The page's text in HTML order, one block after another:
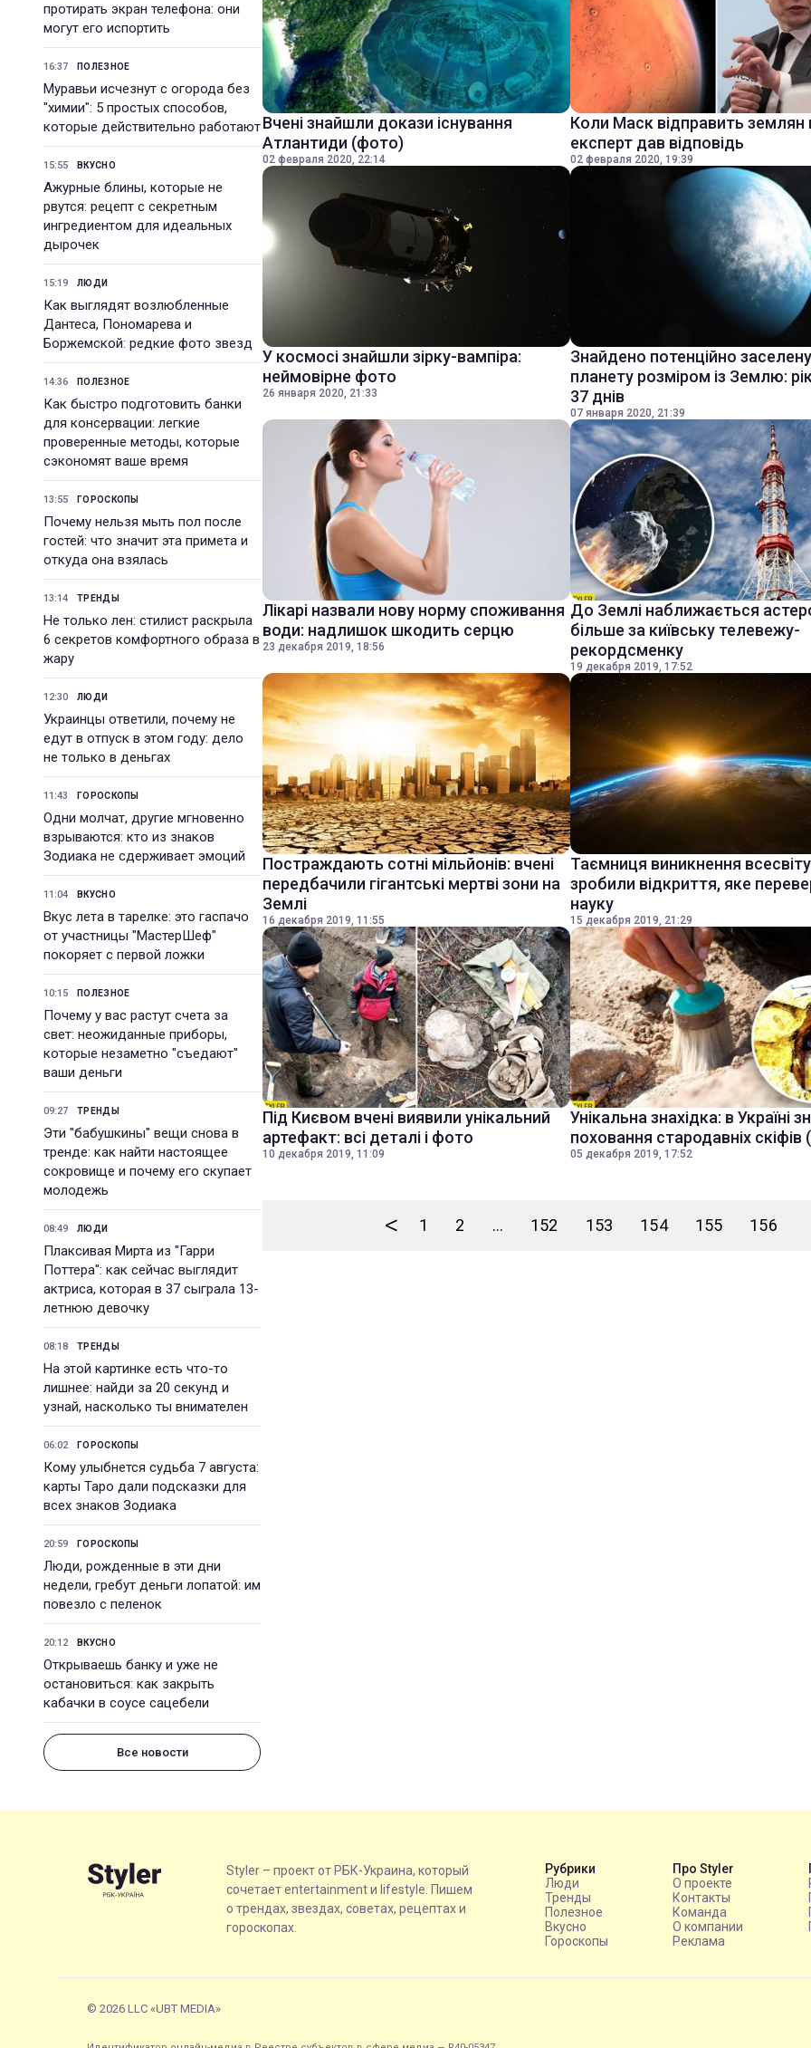
протирать экран телефона: они
могут его испортить
16:37 ПОЛЕЗНОЕ
Муравьи исчезнут с огорода без
"химии": 5 простых способов,
которые действительно работают
15:55 ВКУСНО
Ажурные блины, которые не
рвутся: рецепт с секретным
ингредиентом для идеальных
дырочек
15:19 ЛЮДИ
Как выглядят возлюбленные
Дантеса, Пономарева и
Боржемской: редкие фото звезд
14:36 ПОЛЕЗНОЕ
Как быстро подготовить банки
для консервации: легкие
проверенные методы, которые
сэкономят ваше время
13:55 ГОРОСКОПЫ
Почему нельзя мыть пол после
гостей: что значит эта примета и
откуда она взялась
13:14 ТРЕНДЫ
Не только лен: стилист раскрыла
6 секретов комфортного образа в
жару
12:30 ЛЮДИ
Украинцы ответили, почему не
едут в отпуск в этом году: дело
не только в деньгах
11:43 ГОРОСКОПЫ
Одни молчат, другие мгновенно
взрываются: кто из знаков
Зодиака не сдерживает эмоций
11:04 ВКУСНО
Вкус лета в тарелке: это гаспачо
от участницы "МастерШеф"
покоряет с первой ложки
10:15 ПОЛЕЗНОЕ
Почему у вас растут счета за
свет: неожиданные приборы,
которые незаметно "съедают"
ваши деньги
09:27 ТРЕНДЫ
Эти "бабушкины" вещи снова в
тренде: как найти настоящее
сокровище и почему его скупает
молодежь
08:49 ЛЮДИ
Плаксивая Мирта из "Гарри
Поттера": как сейчас выглядит
актриса, которая в 37 сыграла 13-
летнюю девочку
08:18 ТРЕНДЫ
На этой картинке есть что-то
лишнее: найди за 20 секунд и
узнай, насколько ты внимателен
06:02 ГОРОСКОПЫ
Кому улыбнется судьба 7 августа:
карты Таро дали подсказки для
всех знаков Зодиака
20:59 ГОРОСКОПЫ
Люди, рожденные в эти дни
недели, гребут деньги лопатой: им
повезло с пеленок
20:12 ВКУСНО
Открываешь банку и уже не
остановиться: как закрыть
кабачки в соусе сацебели
Все новости
Вчені знайшли докази існування
Атлантиди (фото)
02 февраля 2020, 22:14
Коли Маск відправить землян
експерт дав відповідь
02 февраля 2020, 19:39
У космосі знайшли зірку-вампіра:
неймовірне фото
26 января 2020, 21:33
Знайдено потенційно заселену
планету розміром із Землю:
37 днів
07 января 2020, 21:39
Лікарі назвали нову норму споживання
води: надлишок шкодить серцю
23 декабря 2019, 18:56
До Землі наближається
більше за київську телевежу-
рекордсменку
19 декабря 2019, 17:52
Постраждають сотні мільйонів: вчені
передбачили гігантські мертві зони на
Землі
16 декабря 2019, 11:55
Таємниця виникнення
зробили відкриття, яке
науку
15 декабря 2019, 21:29
Під Києвом вчені виявили унікальний
артефакт: всі деталі і фото
10 декабря 2019, 11:09
Унікальна знахідка: в Україні
поховання стародавніх
05 декабря 2019, 17:52
< 1 2 ... 152 153 154 155 156
Styler – проект от РБК-Украина, который
сочетает entertainment и lifestyle. Пишем
о трендах, звездах, советах, рецептах и
гороскопах.
Рубрики
Люди
Тренды
Полезное
Вкусно
Гороскопы
Про Styler
О проекте
Контакты
Команда
О компании
Реклама
© 2026 LLC «UBT MEDIA»